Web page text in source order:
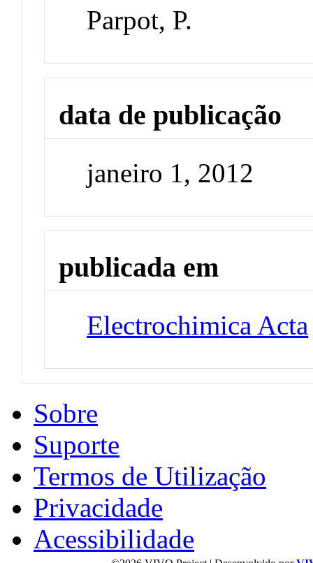
Parpot, P.
data de publicação
janeiro 1, 2012
publicada em
Electrochimica Acta
Sobre
Suporte
Termos de Utilização
Privacidade
Acessibilidade